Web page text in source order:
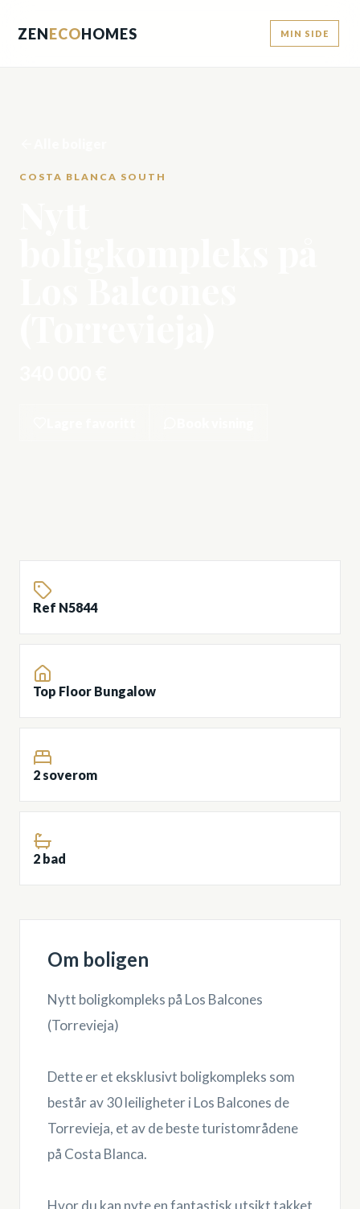
ZENECOHOMES MIN SIDE
COSTA BLANCA SOUTH
Ref N5844
Top Floor Bungalow
2 soverom
2 bad
Om boligen
Nytt boligkompleks på Los Balcones
(Torrevieja)
Dette er et eksklusivt boligkompleks som
består av 30 leiligheter i Los Balcones de
Torrevieja, et av de beste turistområdene
på Costa Blanca.
Hvor du kan nyte en fantastisk utsikt takket